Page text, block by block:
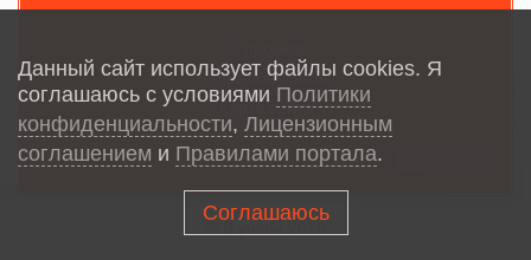
Обратная связь
Карта сайта
Данный сайт использует файлы cookies. Я
соглашаюсь с условиями Политики
конфиденциальности, Лицензионным
соглашением и Правилами портала.
Соглашаюсь